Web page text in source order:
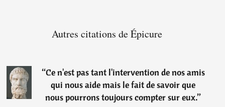
Autres citations de Épicure
“Ce n'est pas tant l'intervention de nos amis
qui nous aide mais le fait de savoir que
nous pourrons toujours compter sur eux.”